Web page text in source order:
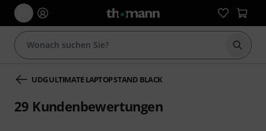
Suche
UDG ULTIMATE LAPTOP STAND BLACK
29 Kundenbewertungen